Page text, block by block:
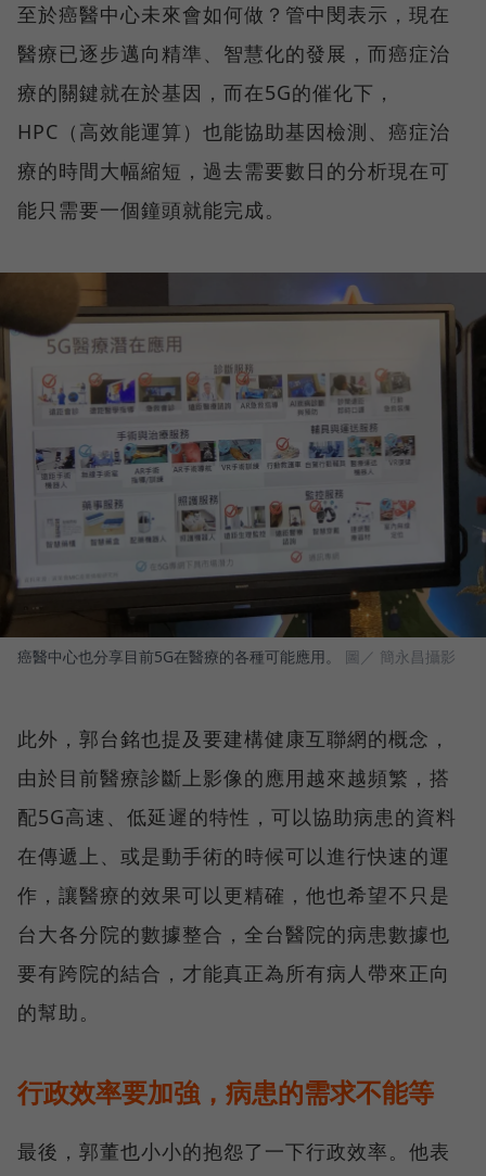
至於癌醫中心未來會如何做？管中閔表示，現在
醫療已逐步邁向精準、智慧化的發展，而癌症治
療的關鍵就在於基因，而在5G的催化下，
HPC（高效能運算）也能協助基因檢測、癌症治
療的時間大幅縮短，過去需要數日的分析現在可
能只需要一個鐘頭就能完成。
癌醫中心也分享目前5G在醫療的各種可能應用。 圖／ 簡永昌攝影
此外，郭台銘也提及要建構健康互聯網的概念，
由於目前醫療診斷上影像的應用越來越頻繁，搭
配5G高速、低延遲的特性，可以協助病患的資料
在傳遞上、或是動手術的時候可以進行快速的運
作，讓醫療的效果可以更精確，他也希望不只是
台大各分院的數據整合，全台醫院的病患數據也
要有跨院的結合，才能真正為所有病人帶來正向
的幫助。
行政效率要加強，病患的需求不能等
最後，郭董也小小的抱怨了一下行政效率。他表